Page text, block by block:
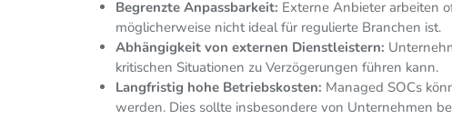
Begrenzte Anpassbarkeit: Externe Anbieter arbeiten
möglicherweise nicht ideal für regulierte Branchen ist.
Abhängigkeit von externen Dienstleistern:
kritischen Situationen zu Verzögerungen führen kann.
Langfristig hohe Betriebskosten: Managed SOCs
werden. Dies sollte insbesondere von Unternehmen